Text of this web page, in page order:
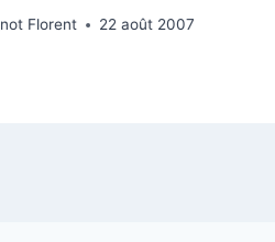
Florent 22 août 2007